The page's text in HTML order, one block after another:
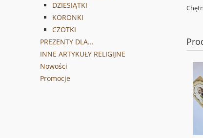
DZIESIĄTKI
KORONKI
CZOTKI
PREZENTY DLA...
INNE ARTYKUŁY RELIGIJNE
Nowości
Promocje